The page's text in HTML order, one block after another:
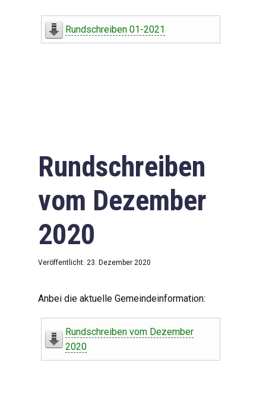
Rundschreiben 01-2021
Rundschreiben
vom Dezember
2020
Veröffentlicht: 23. Dezember 2020
Anbei die aktuelle Gemeindeinformation:
Rundschreiben vom Dezember
2020